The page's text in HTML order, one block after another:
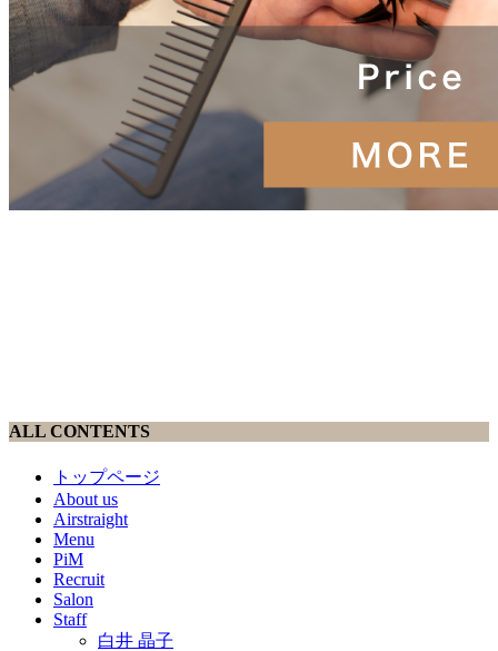
ALL CONTENTS
トップページ
About us
Airstraight
Menu
PiM
Recruit
Salon
Staff
白井 晶子